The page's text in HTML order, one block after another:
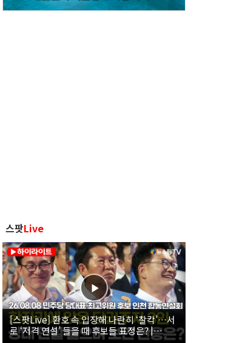
스팟Live
[스팟Live] 환호 속 입장해 나란히 ‘찰칵’…서
로 ‘저격 연설’ 들을 때 후보들 표정은? |